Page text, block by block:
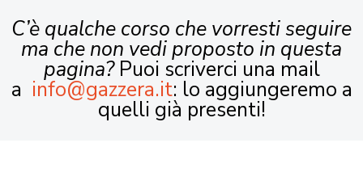
C’è qualche corso che vorresti seguire
ma che non vedi proposto in questa
pagina?Puoi scriverci una mail
a info@gazzera.it: lo aggiungeremo a
quelli già presenti!